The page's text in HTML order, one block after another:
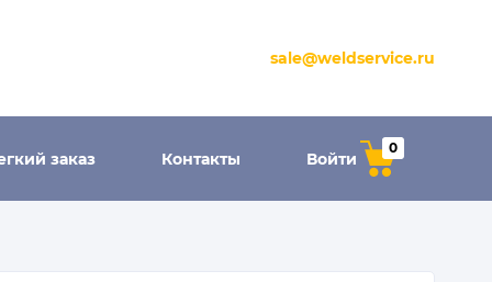
sale@weldservice.ru
заказ Контакты Войти
0